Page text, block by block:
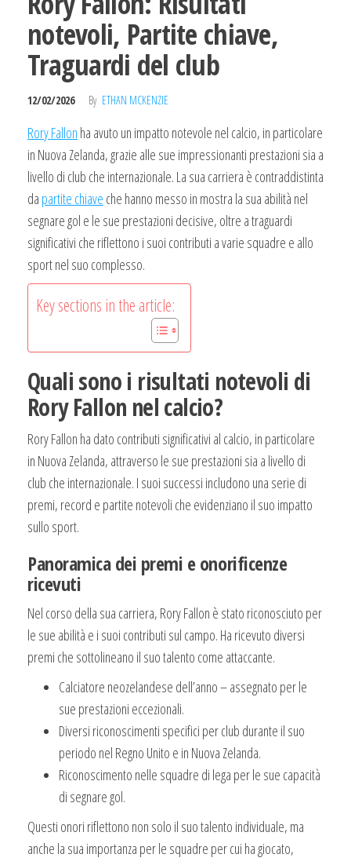
notevoli, Partite chiave,
Traguardi del club
12/02/2026 By ETHAN MCKENZIE
Rory Fallon ha avuto un impatto notevole nel calcio, in particolare
in Nuova Zelanda, grazie alle sue impressionanti prestazioni sia a
livello di club che internazionale. La sua carriera è contraddistinta
da partite chiave che hanno messo in mostra la sua abilità nel
segnare gol e le sue prestazioni decisive, oltre a traguardi
significativi che riflettono i suoi contributi a varie squadre e allo
sport nel suo complesso.
Key sections in the article:
Quali sono i risultati notevoli di
Rory Fallon nel calcio?
Rory Fallon ha dato contributi significativi al calcio, in particolare
in Nuova Zelanda, attraverso le sue prestazioni sia a livello di
club che internazionale. I suoi successi includono una serie di
premi, record e partite notevoli che evidenziano il suo impatto
sullo sport.
Panoramica dei premi e onorificenze
ricevuti
Nel corso della sua carriera, Rory Fallon è stato riconosciuto per
le sue abilità e i suoi contributi sul campo. Ha ricevuto diversi
premi che sottolineano il suo talento come attaccante.
Calciatore neozelandese dell’anno – assegnato per le
sue prestazioni eccezionali.
Diversi riconoscimenti specifici per club durante il suo
periodo nel Regno Unito e in Nuova Zelanda.
Riconoscimento nelle squadre di lega per le sue capacità
di segnare gol.
Questi onori riflettono non solo il suo talento individuale, ma
anche la sua importanza per le squadre per cui ha giocato,